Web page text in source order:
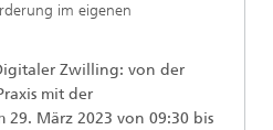
im eigenen
Zwilling: von der
mit der
29. März 2023 von 09:30 bis